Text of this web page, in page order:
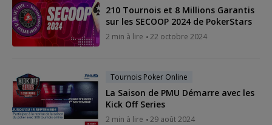
210 Tournois et 8 Millions Garantis
sur les SECOOP 2024 de PokerStars
2 min à lire 22 octobre 2024
Tournois Poker Online
La Saison de PMU Démarre avec les
Kick Off Series
2 min à lire 29 août 2024